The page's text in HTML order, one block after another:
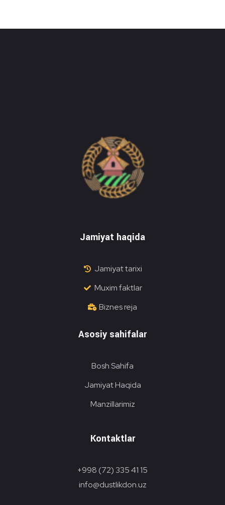
Jamiyat haqida
Jamiyat tarixi
Muxim faktlar
Biznes reja
Asosiy sahifalar
Bosh Sahifa
Jamiyat Haqida
Manzillarimiz
Kontaktlar
+998 (72) 335 41 15
info@dustlikdon.uz